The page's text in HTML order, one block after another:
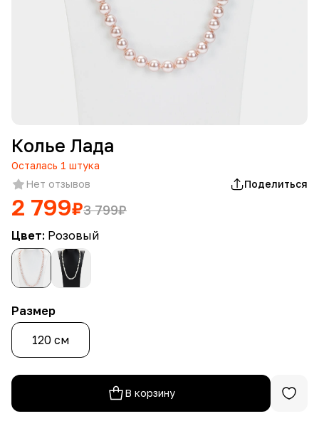
Колье Лада
Осталась 1 штука
Нет отзывов
Поделиться
2 799₽3 799₽
Цвет: Розовый
Размер
120 см
В корзину